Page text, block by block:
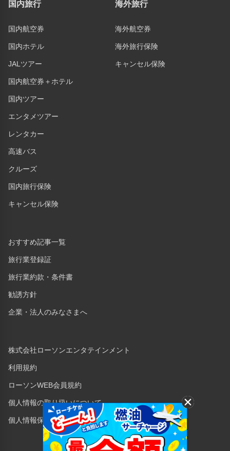
国内旅行
国内航空券
国内ホテル
JALツアー
国内航空券＋ホテル
国内ツアー
エンタメツアー
レンタカー
高速バス
クルーズ
国内旅行保険
キャンセル保険
海外旅行
海外航空券
海外旅行保険
キャンセル保険
おすすめ記事一覧
旅行業登録証
旅行業約款・条件書
勧誘方針
企業・法人のみなさまへ
株式会社ローソンエンタテインメント
利用規約
ローソンWEB会員規約
個人情報の取り扱いについて
個人情報保護方針